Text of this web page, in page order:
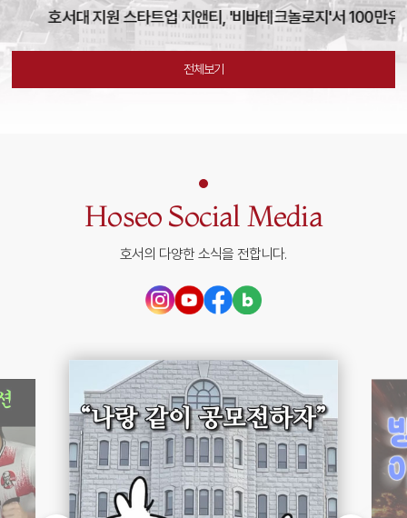
호서대 지원 스타트업 지앤티, '비바테크놀로지'서 100만유로 투자확약
전체보기
Hoseo Social Media
호서의 다양한 소식을 전합니다.